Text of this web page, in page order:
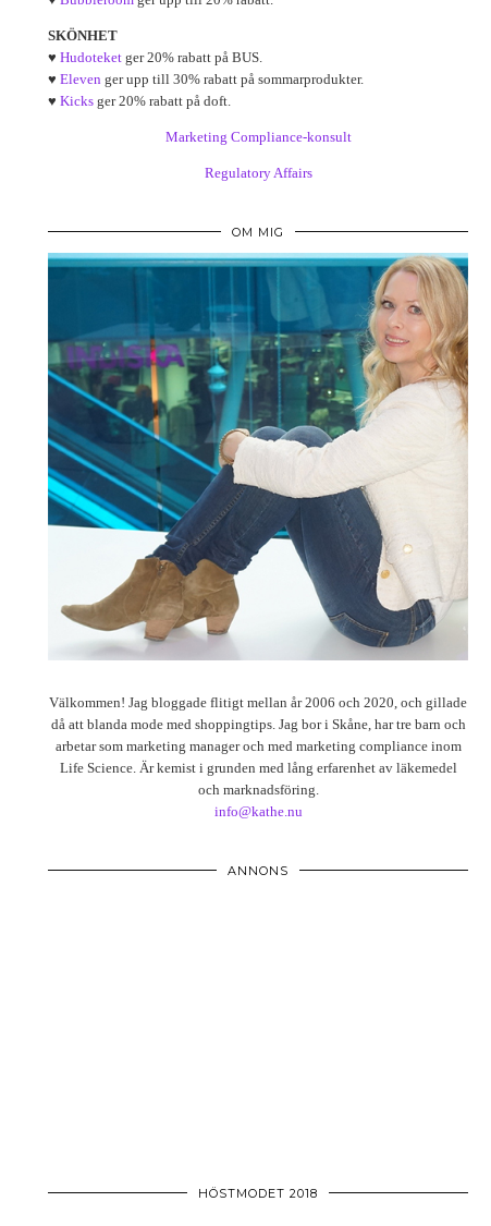
SKÖNHET
♥ Hudoteket ger 20% rabatt på BUS.
♥ Eleven ger upp till 30% rabatt på sommarprodukter.
♥ Kicks ger 20% rabatt på doft.
Marketing Compliance-konsult
Regulatory Affairs
OM MIG
Välkommen! Jag bloggade flitigt mellan år 2006 och 2020, och gillade
då att blanda mode med shoppingtips. Jag bor i Skåne, har tre barn och
arbetar som marketing manager och med marketing compliance inom
Life Science. Är kemist i grunden med lång erfarenhet av läkemedel
och marknadsföring.
info@kathe.nu
ANNONS
HÖSTMODET 2018